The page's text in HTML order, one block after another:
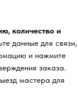
количество и
данные для связи,
и нажмите
заказа.
мастера для